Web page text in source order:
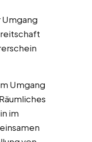
Umgang
Umgang
im